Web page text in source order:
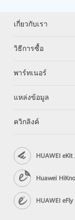
เกี่ยวกับเรา
วิธีการซื้อ
พาร์ทเนอร์
แหล่งข้อมูล
ควิกลิงค์
HUAWEI eKit
Huawei
HUAWEI eFly